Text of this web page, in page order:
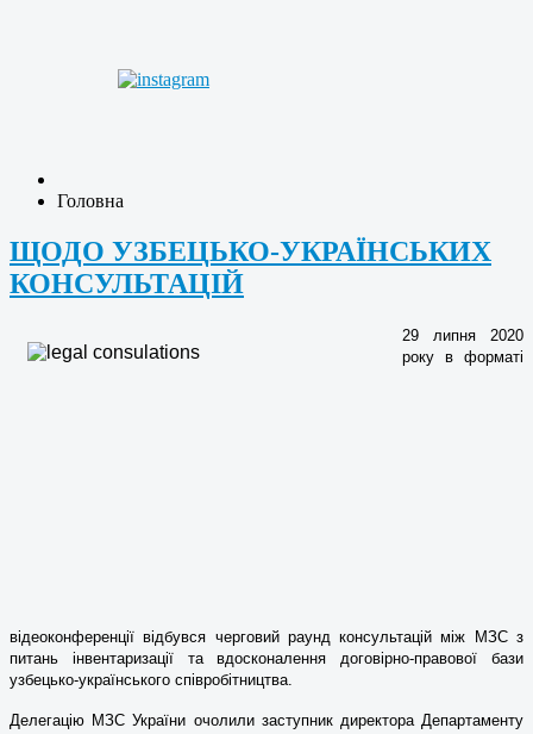
Головна
ЩОДО УЗБЕЦЬКО-УКРАЇНСЬКИХ
КОНСУЛЬТАЦІЙ
29 липня 2020
року в форматі
відеоконференції відбувся черговий раунд консультацій між МЗС з
питань інвентаризації та вдосконалення договірно-правової бази
узбецько-українського співробітництва.
Делегацію МЗС України очолили заступник директора Департаменту